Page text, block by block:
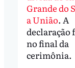
Grande do
a União. A
declaração
no final da
cerimônia.